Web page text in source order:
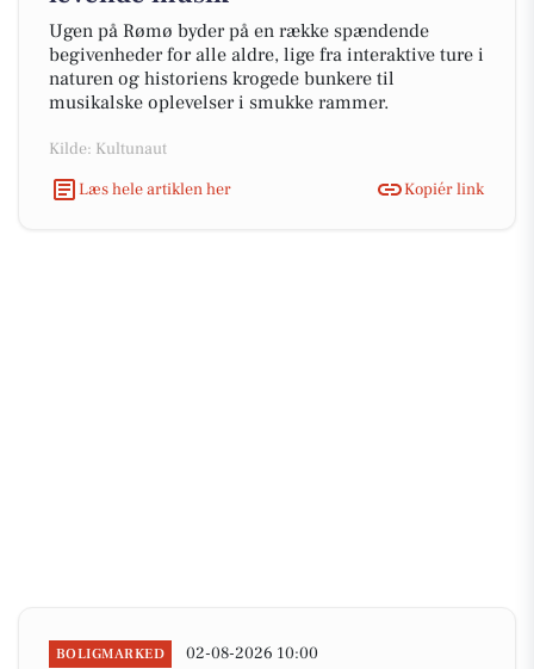
Ugen på Rømø byder på en række spændende
begivenheder for alle aldre, lige fra interaktive ture i
naturen og historiens krogede bunkere til
musikalske oplevelser i smukke rammer.
Kilde: Kultunaut
Læs hele artiklen her
Kopiér link
BOLIGMARKED 02-08-2026 10:00